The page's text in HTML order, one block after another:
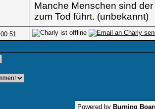
Manche Menschen sind
zum Tod führt. (unbekannt)
00:51
Powered by Burning